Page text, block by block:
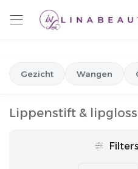
Gezicht Wangen
Lippenstift & lipgloss
Filters